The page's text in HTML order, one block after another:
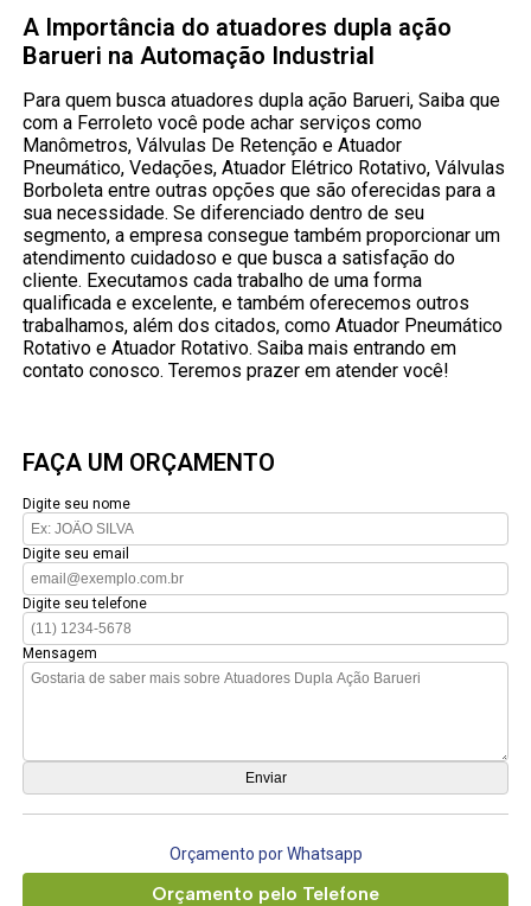
A Importância do atuadores dupla ação
Barueri na Automação Industrial
Para quem busca atuadores dupla ação Barueri, Saiba que
com a Ferroleto você pode achar serviços como
Manômetros, Válvulas De Retenção e Atuador
Pneumático, Vedações, Atuador Elétrico Rotativo, Válvulas
Borboleta entre outras opções que são oferecidas para a
sua necessidade. Se diferenciado dentro de seu
segmento, a empresa consegue também proporcionar um
atendimento cuidadoso e que busca a satisfação do
cliente. Executamos cada trabalho de uma forma
qualificada e excelente, e também oferecemos outros
trabalhamos, além dos citados, como Atuador Pneumático
Rotativo e Atuador Rotativo. Saiba mais entrando em
contato conosco. Teremos prazer em atender você!
FAÇA UM ORÇAMENTO
Digite seu nome
Digite seu email
Digite seu telefone
Mensagem
Orçamento por Whatsapp
Orçamento pelo Telefone